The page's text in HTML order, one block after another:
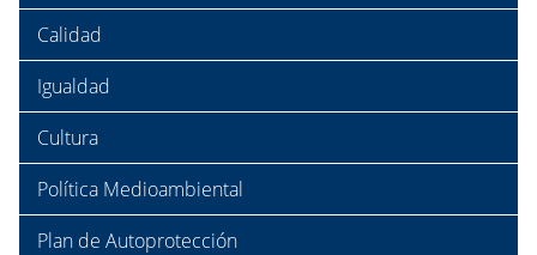
Calidad
Igualdad
Cultura
Política Medioambiental
Plan de Autoprotección